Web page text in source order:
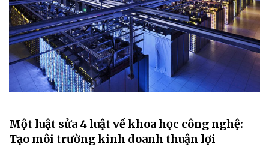
Một luật sửa 4 luật về khoa học công nghệ:
Tạo môi trường kinh doanh thuận lợi